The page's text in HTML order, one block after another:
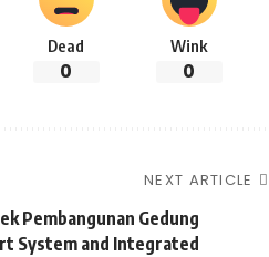
Dead
0
Wink
0
NEXT ARTICLE
Pembangunan Gedung
System and Integrated